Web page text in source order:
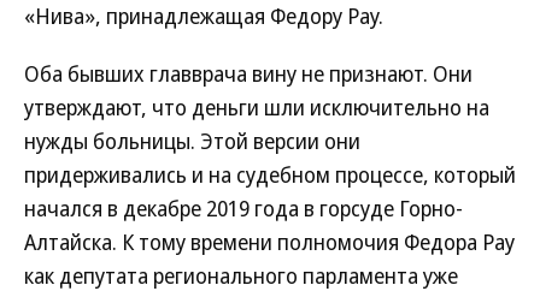
«Нива», принадлежащая Федору Рау.
Оба бывших главврача вину не признают. Они
утверждают, что деньги шли исключительно на
нужды больницы. Этой версии они
придерживались и на судебном процессе, который
начался в декабре 2019 года в горсуде Горно-
Алтайска. К тому времени полномочия Федора Рау
как депутата регионального парламента уже